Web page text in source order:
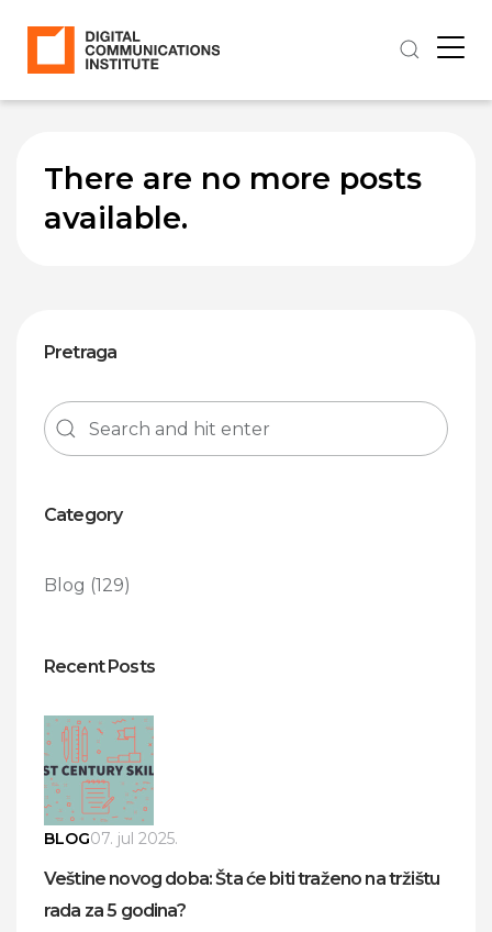
There are no more posts
available.
Pretraga
Category
Blog (129)
Recent Posts
BLOG07. jul 2025.
Veštine novog doba: Šta će biti traženo na tržištu
rada za 5 godina?